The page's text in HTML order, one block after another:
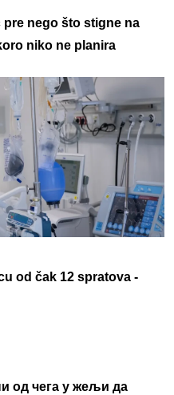
nego što stigne na
niko ne planira
od čak 12 spratova -
од чега у жељи да